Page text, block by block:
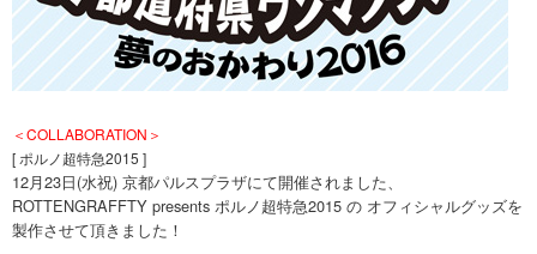
＜COLLABORATION＞
[ ポルノ超特急2015 ]
12月23日(水祝) 京都パルスプラザにて開催されました、
ROTTENGRAFFTY presents ポルノ超特急2015 の オフィシャルグッズを
製作させて頂きました！